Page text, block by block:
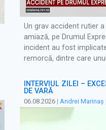
Un grav accident rutier
amiază, pe Drumul
incident au fost
remorcă, dintre care
INTERVIUL ZILEI –
DE VARĂ
06.08.2026 | Andrei Marinaș